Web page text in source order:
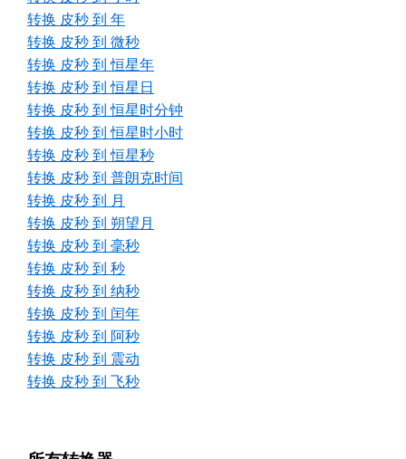
转换 皮秒 到 年
转换 皮秒 到 微秒
转换 皮秒 到 恒星年
转换 皮秒 到 恒星日
转换 皮秒 到 恒星时分钟
转换 皮秒 到 恒星时小时
转换 皮秒 到 恒星秒
转换 皮秒 到 普朗克时间
转换 皮秒 到 月
转换 皮秒 到 朔望月
转换 皮秒 到 毫秒
转换 皮秒 到 秒
转换 皮秒 到 纳秒
转换 皮秒 到 闰年
转换 皮秒 到 阿秒
转换 皮秒 到 震动
转换 皮秒 到 飞秒